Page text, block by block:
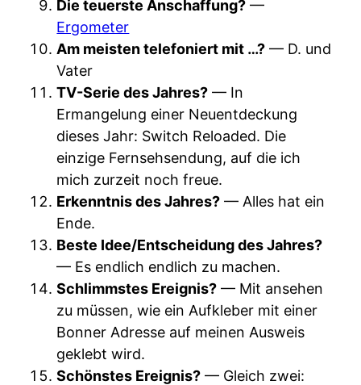
Die teuerste Anschaffung? —
Ergometer
Am meisten telefoniert mit …? — D. und
Vater
TV-Serie des Jahres? — In
Ermangelung einer Neuentdeckung
dieses Jahr: Switch Reloaded. Die
einzige Fernsehsendung, auf die ich
mich zurzeit noch freue.
Erkenntnis des Jahres? — Alles hat ein
Ende.
Beste Idee/Entscheidung des Jahres?
— Es endlich endlich zu machen.
Schlimmstes Ereignis? — Mit ansehen
zu müssen, wie ein Aufkleber mit einer
Bonner Adresse auf meinen Ausweis
geklebt wird.
Schönstes Ereignis? — Gleich zwei: